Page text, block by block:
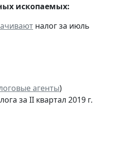
ископаемых:
налог за июль
агенты)
за II квартал 2019 г.